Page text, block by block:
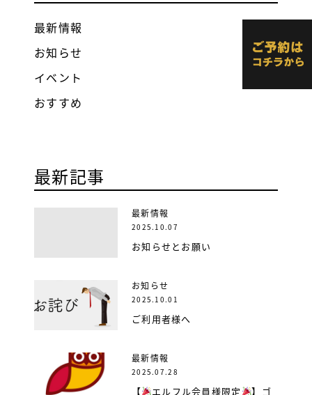
最新情報
お知らせ
イベント
おすすめ
最新記事
最新情報
2025.10.07
お知らせとお願い
お知らせ
2025.10.01
ご利用者様へ
最新情報
2025.07.28
【 エルフル会員様限定 】ゴ